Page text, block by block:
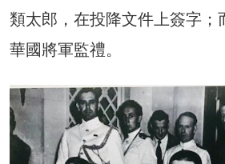
類太郎，在投降文件上簽字；
華國將軍監禮。